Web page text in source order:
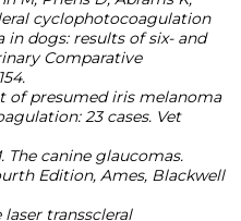
cyclophotocoagulation
dogs: results of six- and
Comparative
of presumed iris melanoma
23 cases. Vet
The canine glaucomas.
Edition, Ames, Blackwell
laser transscleral